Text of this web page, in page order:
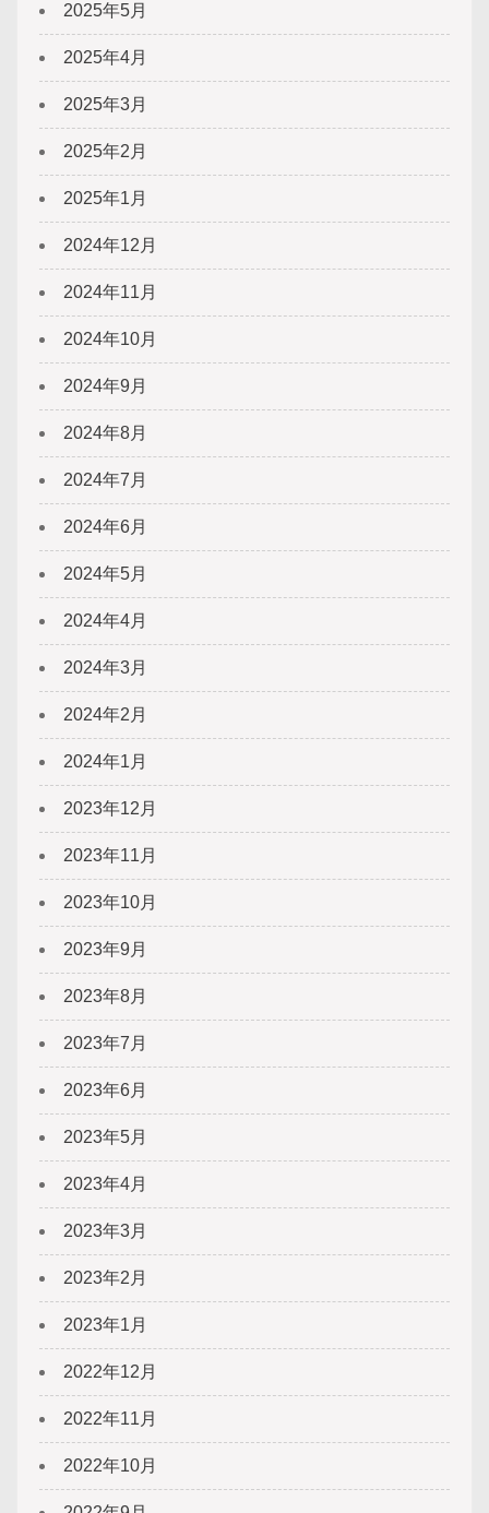
2025年5月
2025年4月
2025年3月
2025年2月
2025年1月
2024年12月
2024年11月
2024年10月
2024年9月
2024年8月
2024年7月
2024年6月
2024年5月
2024年4月
2024年3月
2024年2月
2024年1月
2023年12月
2023年11月
2023年10月
2023年9月
2023年8月
2023年7月
2023年6月
2023年5月
2023年4月
2023年3月
2023年2月
2023年1月
2022年12月
2022年11月
2022年10月